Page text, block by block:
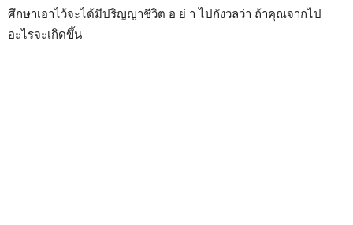
ศึกษาเอาไว้จะได้มีปริญญาชีวิต อ ย่ า ไปกังวลว่า ถ้าคุณจากไป
อะไรจะเกิดขึ้น